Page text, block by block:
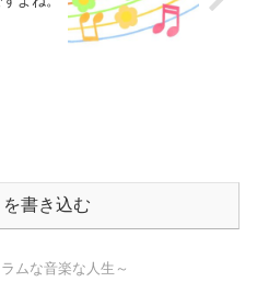
書き込む
ラムな音楽な人生～